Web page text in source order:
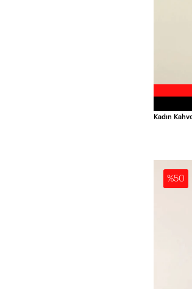
%50